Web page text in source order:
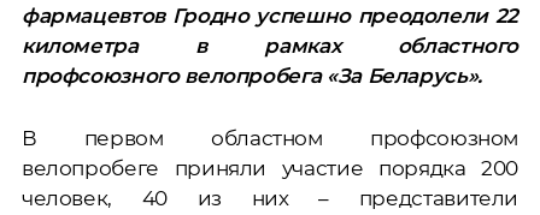
фармацевтов Гродно успешно преодолели 22
километра в рамках областного
профсоюзного велопробега «За Беларусь».
В первом областном профсоюзном
велопробеге приняли участие порядка 200
человек, 40 из них – представители